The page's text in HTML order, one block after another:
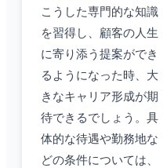
こうした専門的な知識
を習得し、顧客の人生
に寄り添う提案ができ
るようになった時、大
きなキャリア形成が期
待できるでしょう。具
体的な待遇や勤務地な
どの条件については、